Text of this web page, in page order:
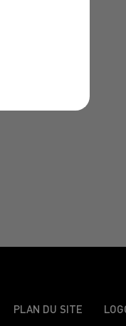
PLAN DU SITE